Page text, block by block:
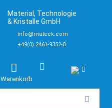
Material, Technologie
& Kristalle GmbH
info@mateck.com
+49(0) 2461-9352-0
Warenkorb